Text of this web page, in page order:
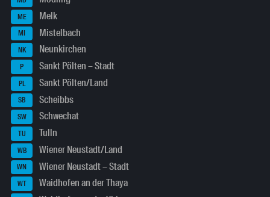
ME Melk
MI Mistelbach
NK Neunkirchen
P Sankt Pölten – Stadt
PL Sankt Pölten/Land
SB Scheibbs
SW Schwechat
TU Tulln
WB Wiener Neustadt/Land
WN Wiener Neustadt – Stadt
WT Waidhofen an der Thaya